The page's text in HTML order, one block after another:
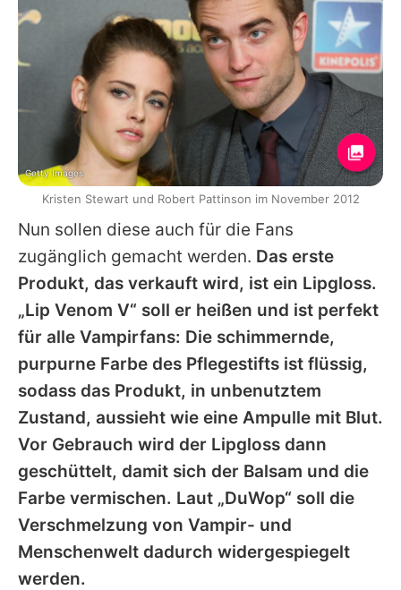
Nun sollen diese auch für die Fans
zugänglich gemacht werden. Das erste
Produkt, das verkauft wird, ist ein Lipgloss.
„Lip Venom V“ soll er heißen und ist perfekt
für alle Vampirfans: Die schimmernde,
purpurne Farbe des Pflegestifts ist flüssig,
sodass das Produkt, in unbenutztem
Zustand, aussieht wie eine Ampulle mit Blut.
Vor Gebrauch wird der Lipgloss dann
geschüttelt, damit sich der Balsam und die
Farbe vermischen. Laut „DuWop“ soll die
Verschmelzung von Vampir- und
Menschenwelt dadurch widergespiegelt
werden.
Getty Images
Kristen Stewart und Robert Pattinson im November 2012